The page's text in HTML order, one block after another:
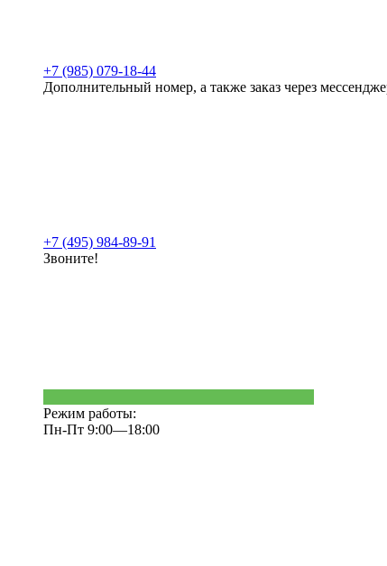
+7 (985) 079-18-44
Дополнительный номер, а также заказ через
+7 (495) 984-89-91
Звоните!
Режим работы:
Пн-Пт 9:00—18:00